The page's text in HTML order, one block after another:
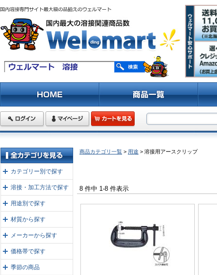
カテゴリー別で探す
溶接・加工方法で探す
用途別で探す
材質から探す
メーカーから探す
価格帯で探す
季節の商品
商品カテゴリ一覧 > 用途 > 溶接用アースクリップ
8 件中 1-8 件表示